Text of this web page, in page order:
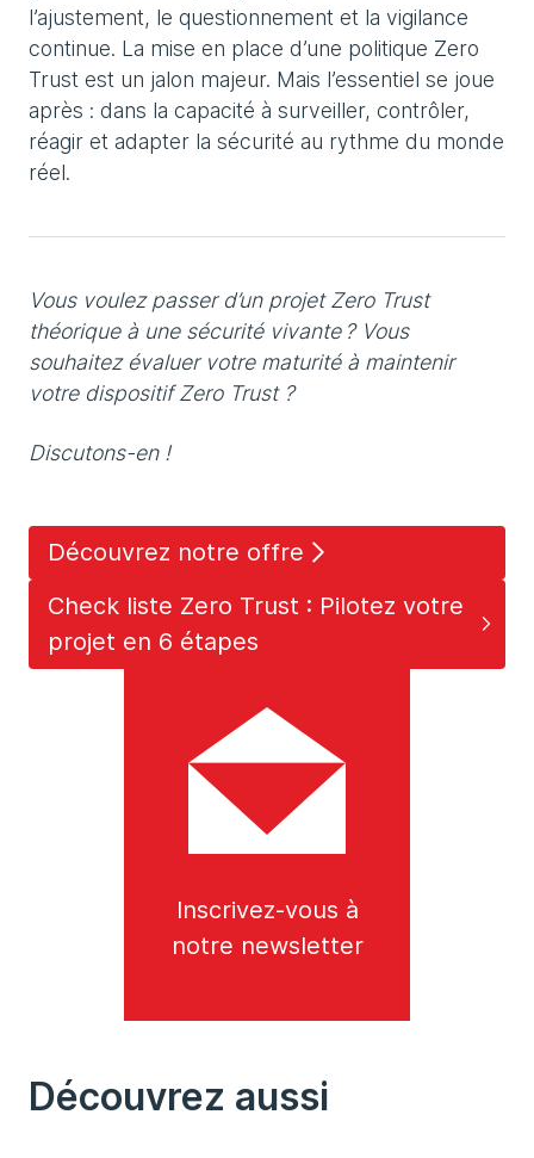
l’ajustement, le questionnement et la vigilance
continue. La mise en place d’une politique Zero
Trust est un jalon majeur. Mais l’essentiel se joue
après : dans la capacité à surveiller, contrôler,
réagir et adapter la sécurité au rythme du monde
réel.
Vous voulez passer d’un projet Zero Trust
théorique à une sécurité vivante ? Vous
souhaitez évaluer votre maturité à maintenir
votre dispositif Zero Trust ?
Discutons-en !
Découvrez notre offre
Check liste Zero Trust : Pilotez votre
projet en 6 étapes
Inscrivez-vous à
notre newsletter
Découvrez aussi